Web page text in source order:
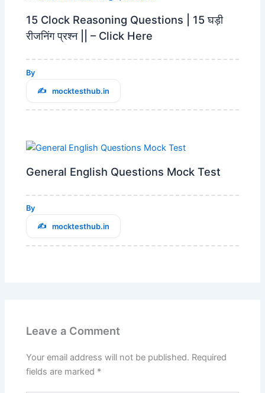
15 Clock Reasoning Questions | 15 घड़ी
रीजनिंग प्रश्न || – Click Here
By
mocktesthub.in
General English Questions Mock Test
By
mocktesthub.in
Leave a Comment
Your email address will not be published. Required
fields are marked *